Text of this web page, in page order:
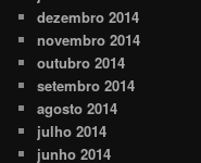
dezembro 2014
novembro 2014
outubro 2014
setembro 2014
agosto 2014
julho 2014
junho 2014